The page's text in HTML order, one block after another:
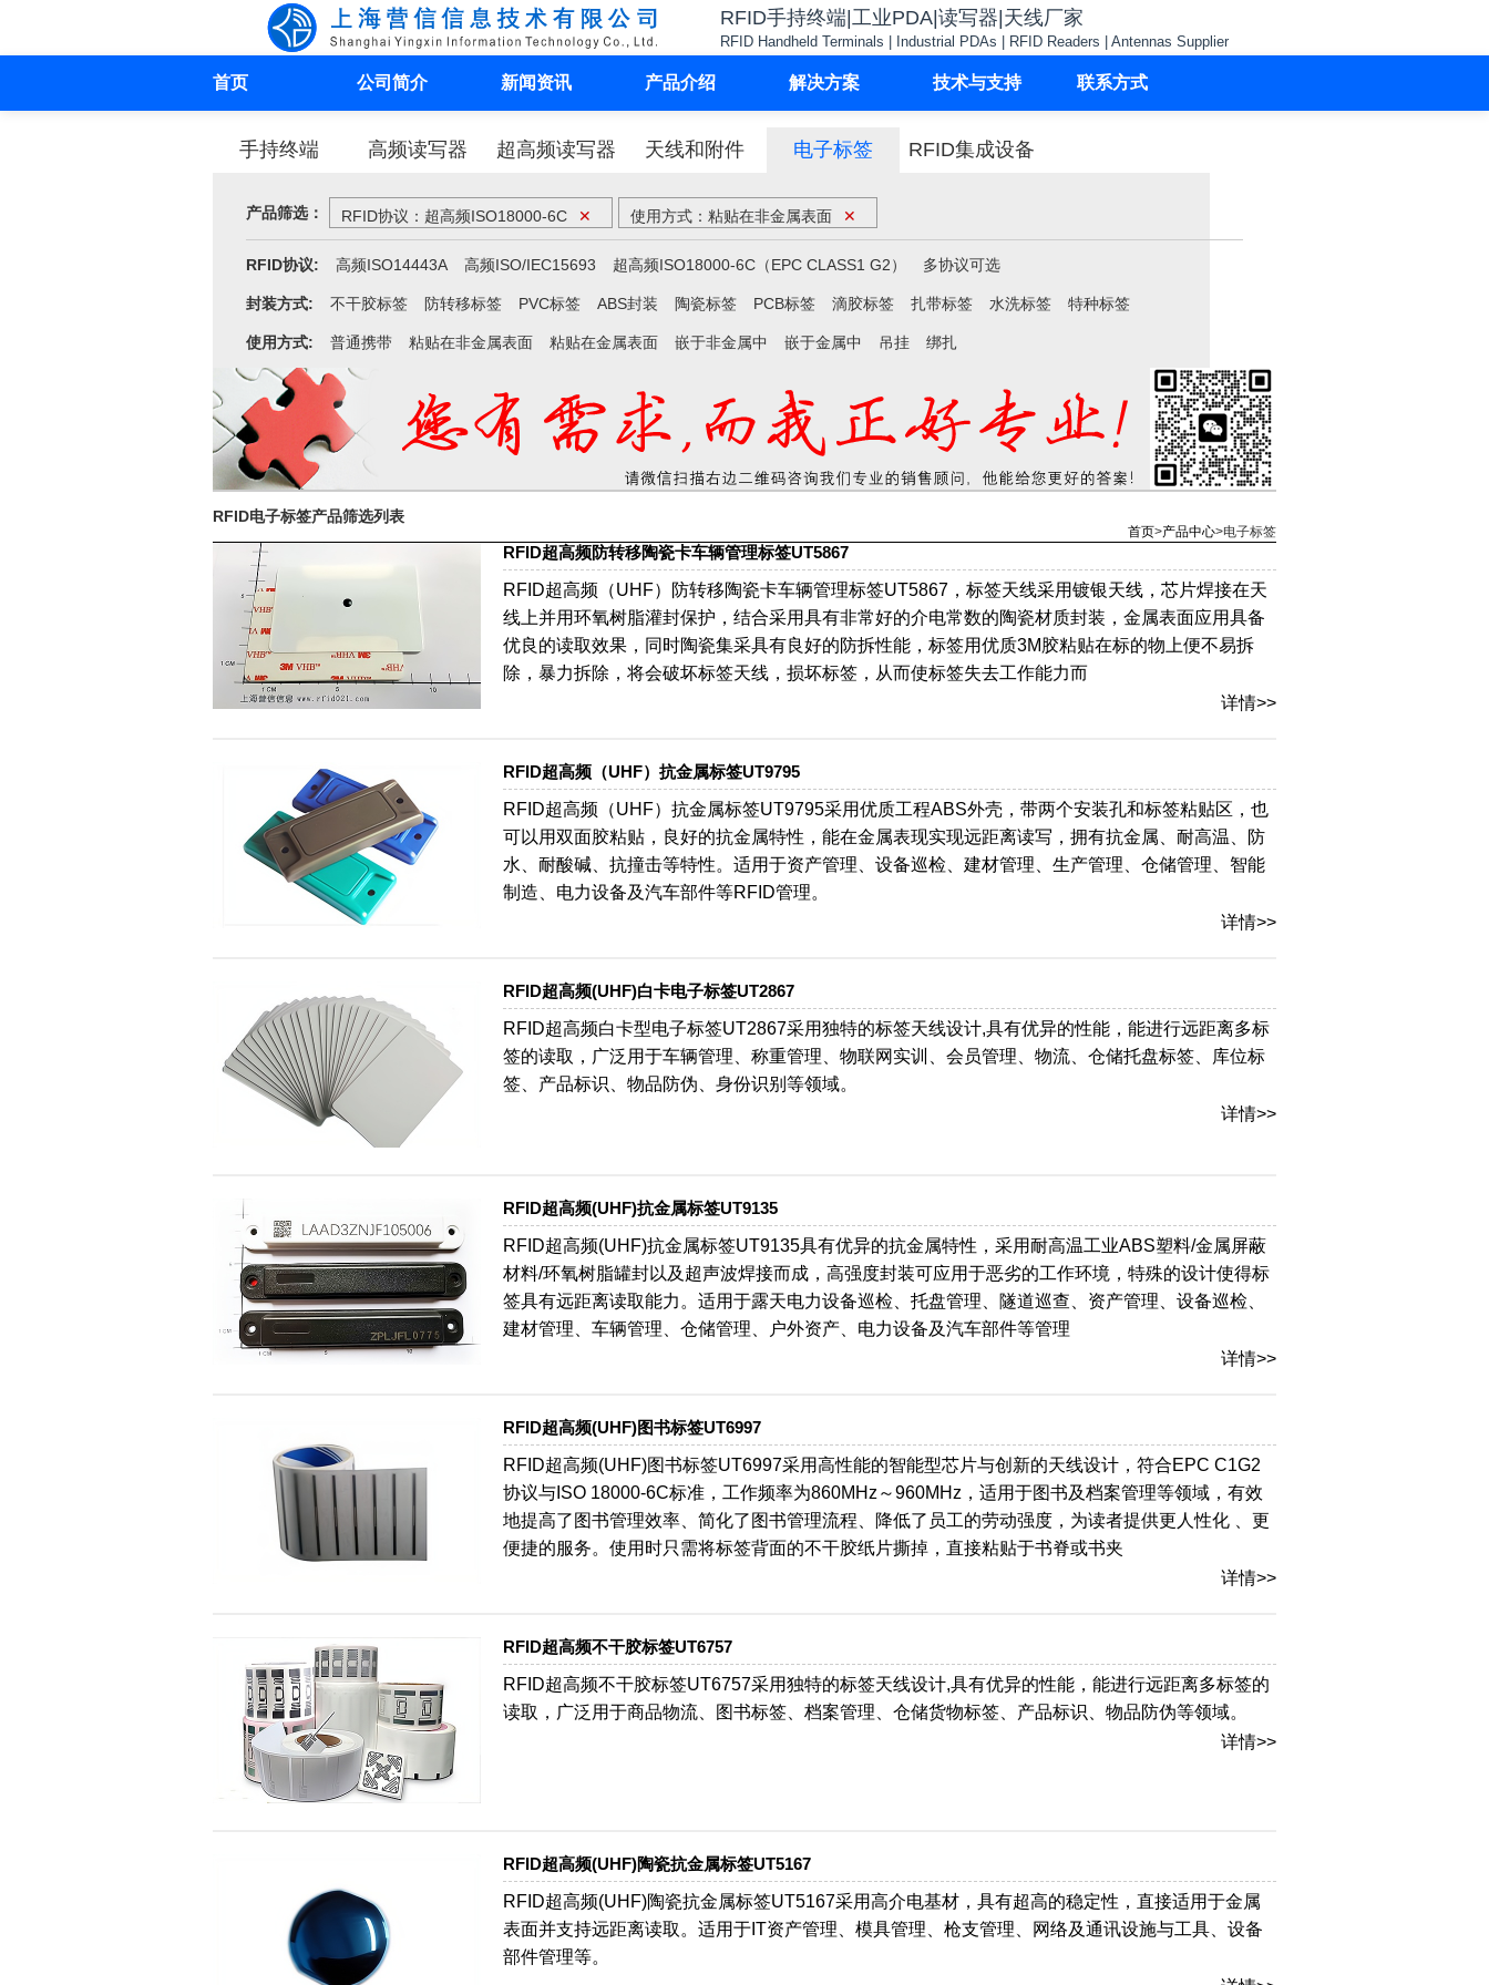
RFID手持终端|工业PDA|读写器|天线厂家
RFID Handheld Terminals | Industrial PDAs | RFID Readers | Antennas Supplier
首页 公司简介 新闻资讯 产品介绍 解决方案 技术与支持 联系方式
手持终端 高频读写器 超高频读写器 天线和附件 电子标签 RFID集成设备
产品筛选： RFID协议：超高频ISO18000-6C ✕ 使用方式：粘贴在非金属表面 ✕
RFID协议: 高频ISO14443A 高频ISO/IEC15693 超高频ISO18000-6C（EPC CLASS1 G2） 多协议可选
封装方式: 不干胶标签 防转移标签 PVC标签 ABS封装 陶瓷标签 PCB标签 滴胶标签 扎带标签 水洗标签 特种标签
使用方式: 普通携带 粘贴在非金属表面 粘贴在金属表面 嵌于非金属中 嵌于金属中 吊挂 绑扎
RFID电子标签产品筛选列表
首页>产品中心>电子标签
RFID超高频防转移陶瓷卡车辆管理标签UT5867
RFID超高频（UHF）防转移陶瓷卡车辆管理标签UT5867，标签天线采用镀银天线，芯片焊接在天
线上并用环氧树脂灌封保护，结合采用具有非常好的介电常数的陶瓷材质封装，金属表面应用具备
优良的读取效果，同时陶瓷集采具有良好的防拆性能，标签用优质3M胶粘贴在标的物上便不易拆
除，暴力拆除，将会破坏标签天线，损坏标签，从而使标签失去工作能力而
详情>>
RFID超高频（UHF）抗金属标签UT9795
RFID超高频（UHF）抗金属标签UT9795采用优质工程ABS外壳，带两个安装孔和标签粘贴区，也
可以用双面胶粘贴，良好的抗金属特性，能在金属表现实现远距离读写，拥有抗金属、耐高温、防
水、耐酸碱、抗撞击等特性。适用于资产管理、设备巡检、建材管理、生产管理、仓储管理、智能
制造、电力设备及汽车部件等RFID管理。
详情>>
RFID超高频(UHF)白卡电子标签UT2867
RFID超高频白卡型电子标签UT2867采用独特的标签天线设计,具有优异的性能，能进行远距离多标
签的读取，广泛用于车辆管理、称重管理、物联网实训、会员管理、物流、仓储托盘标签、库位标
签、产品标识、物品防伪、身份识别等领域。
详情>>
RFID超高频(UHF)抗金属标签UT9135
RFID超高频(UHF)抗金属标签UT9135具有优异的抗金属特性，采用耐高温工业ABS塑料/金属屏蔽
材料/环氧树脂罐封以及超声波焊接而成，高强度封装可应用于恶劣的工作环境，特殊的设计使得标
签具有远距离读取能力。适用于露天电力设备巡检、托盘管理、隧道巡查、资产管理、设备巡检、
建材管理、车辆管理、仓储管理、户外资产、电力设备及汽车部件等管理
详情>>
RFID超高频(UHF)图书标签UT6997
RFID超高频(UHF)图书标签UT6997采用高性能的智能型芯片与创新的天线设计，符合EPC C1G2
协议与ISO 18000-6C标准，工作频率为860MHz～960MHz，适用于图书及档案管理等领域，有效
地提高了图书管理效率、简化了图书管理流程、降低了员工的劳动强度，为读者提供更人性化 、更
便捷的服务。使用时只需将标签背面的不干胶纸片撕掉，直接粘贴于书脊或书夹
详情>>
RFID超高频不干胶标签UT6757
RFID超高频不干胶标签UT6757采用独特的标签天线设计,具有优异的性能，能进行远距离多标签的
读取，广泛用于商品物流、图书标签、档案管理、仓储货物标签、产品标识、物品防伪等领域。
详情>>
RFID超高频(UHF)陶瓷抗金属标签UT5167
RFID超高频(UHF)陶瓷抗金属标签UT5167采用高介电基材，具有超高的稳定性，直接适用于金属
表面并支持远距离读取。适用于IT资产管理、模具管理、枪支管理、网络及通讯设施与工具、设备
部件管理等。